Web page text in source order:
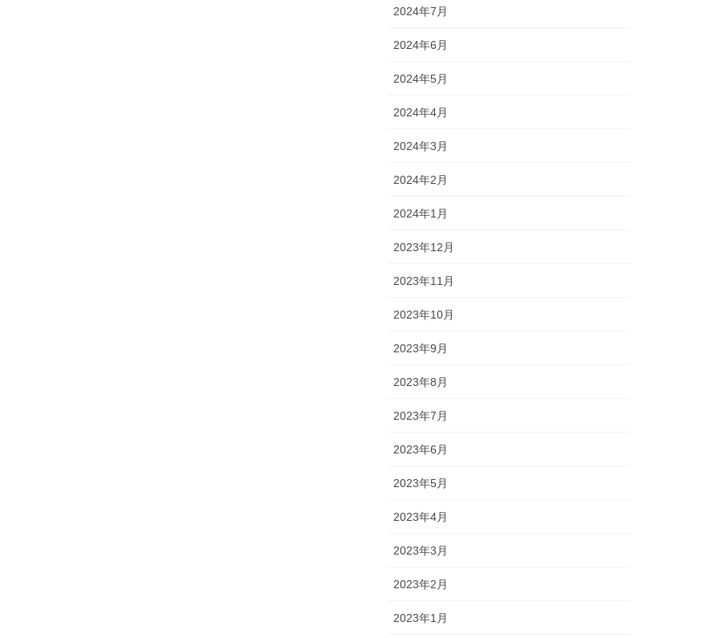
2024年7月
2024年6月
2024年5月
2024年4月
2024年3月
2024年2月
2024年1月
2023年12月
2023年11月
2023年10月
2023年9月
2023年8月
2023年7月
2023年6月
2023年5月
2023年4月
2023年3月
2023年2月
2023年1月